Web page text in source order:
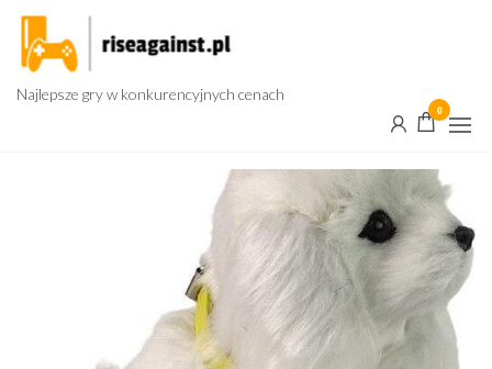
Przejdź
treści
Najlepsze gry w konkurencyjnych cenach
0